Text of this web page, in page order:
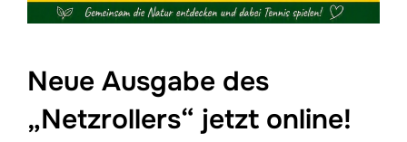
Neue Ausgabe des
„Netzrollers“ jetzt online!